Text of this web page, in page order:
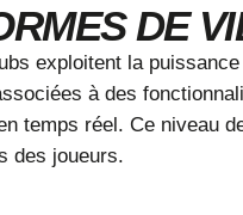
DE
exploitent la
à des
temps réel. Ce niveau
des joueurs.